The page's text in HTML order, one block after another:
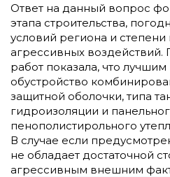
Ответ на данный вопрос
этапа строительства,
условий региона и
агрессивных воздействий.
работ показала, что
обустройство
защитной оболочки, типа
гидроизоляции и
пенополистирольного
В случае если
не обладает достаточной
агрессивным внешним